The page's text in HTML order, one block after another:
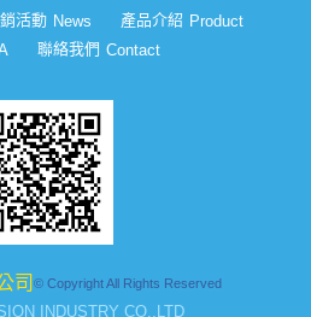
活動 News 產品介紹 Product
聯絡我們 Contact
司 © Copyright All Rights Reserved
INDUSTRY CO.,LTD